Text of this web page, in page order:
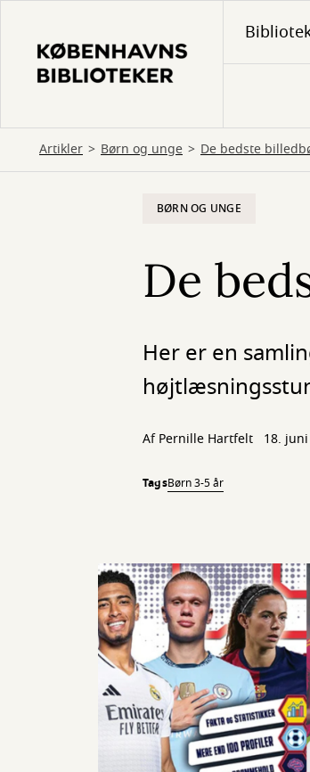
hovedindhold
Artikler Børn og unge De bedste
BØRN OG UNGE
De
Her er en
AfPernille Hartfelt 18.
TagsBørn 3-5 år